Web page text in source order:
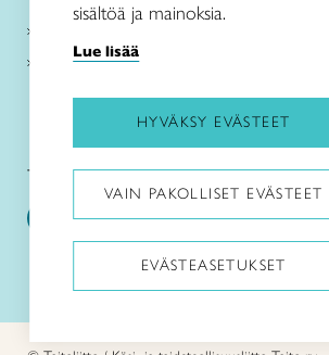
Kirjaudu Arviin
Kirjaudu Taitocampukseen
Taitoliitto: Taito-
sisältöä ja mainoksia.
Lue lisää
HYVÄKSY EVÄSTEET
VAIN PAKOLLISET EVÄSTEET
EVÄSTEASETUKSET